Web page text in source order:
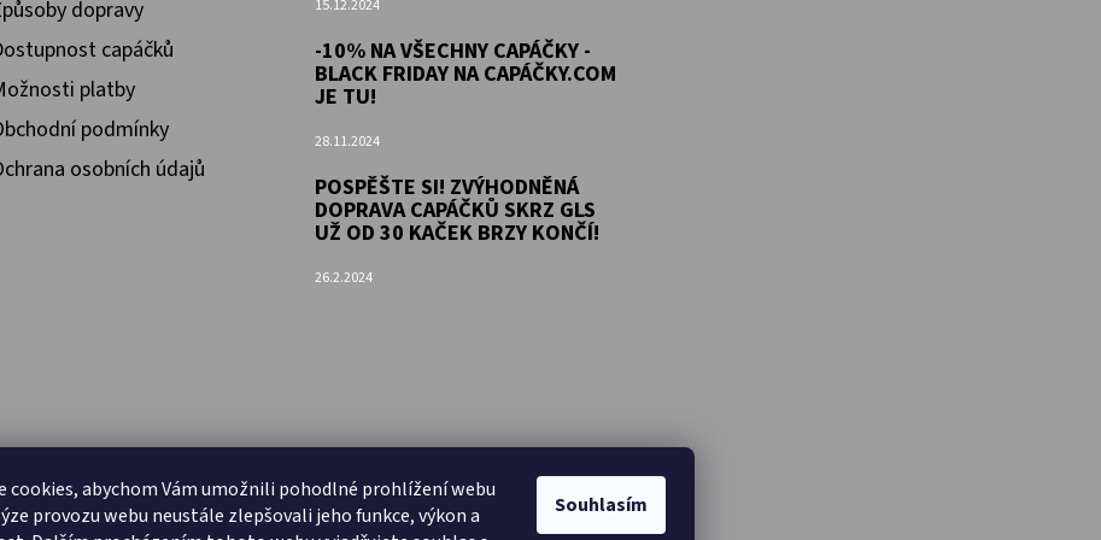
cookies, abychom Vám umožnili pohodlné prohlížení webu
provozu webu neustále zlepšovali jeho funkce, výkon a
Souhlasím
dopravy
capáčků
platby
podmínky
osobních údajů
15.12.2024
-10% NA VŠECHNY CAPÁČKY -
BLACK FRIDAY NA CAPÁČKY.COM
JE TU!
28.11.2024
POSPĚŠTE SI! ZVÝHODNĚNÁ
DOPRAVA CAPÁČKŮ SKRZ GLS
UŽ OD 30 KAČEK BRZY KONČÍ!
26.2.2024